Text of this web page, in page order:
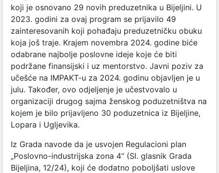
koji je osnovano 29 novih preduzetnika u Bijeljini. U
2023. godini za ovaj program se prijavilo 49
zainteresovanih koji pohađaju preduzetničku obuku
koja još traje. Krajem novembra 2024. godine biće
odabrane najbolje poslovne ideje koje će biti
podržane finansijski i uz mentorstvo. Javni poziv za
učešće na IMPAKT-u za 2024. godinu objavljen je u
julu. Također, ovo odjeljenje je učestvovalo u
organizaciji drugog sajma ženskog poduzetništva na
kojem je bilo prijavljeno 30 poduzetnica iz Bijeljine,
Lopara i Ugljevika.
Iz Grada navode da je usvojen Regulacioni plan
„Poslovno-industrijska zona 4“ (Sl. glasnik Grada
Bijeljina, 12/24), koji će dodatno poboljšati uslove